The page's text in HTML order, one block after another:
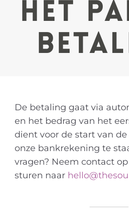
het
De betaling gaat via
en het bedrag van het
dient voor de start van
onze bankrekening te
vragen? Neem contact
sturen naar